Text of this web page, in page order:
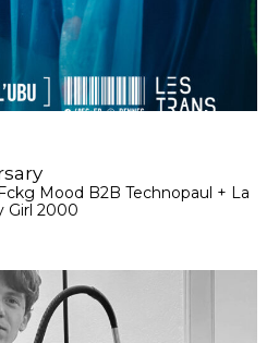
Mood B2B Technopaul + La
Girl 2000